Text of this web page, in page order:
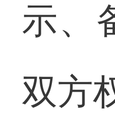
示、
双方